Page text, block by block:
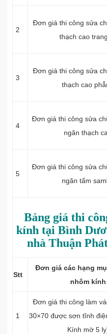
2
Đơn giá thi công sửa
thạch cao
3
Đơn giá thi công sửa
thạch cao
4
Đơn giá thi công sửa
ngăn thạch
5
Đơn giá thi công sửa
ngăn tấm
Bảng giá thi
kính tại Bình
nhà Thuận
Stt
Đơn giá các hạng
nhôm kính
1
Đơn giá thi công làm
30×70 được sơn tĩnh
Kính mờ 5